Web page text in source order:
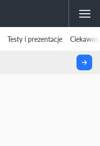
Testy i prezentacje